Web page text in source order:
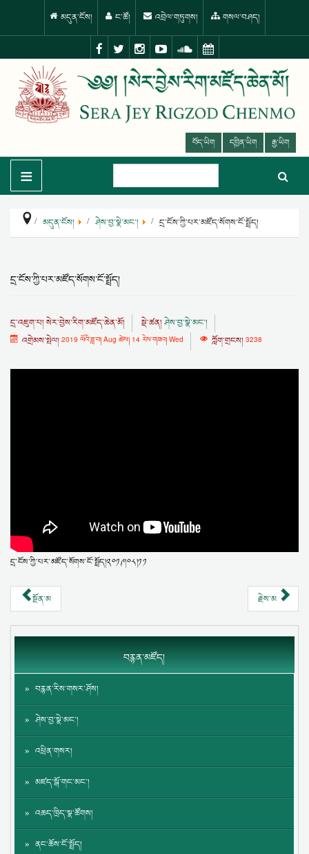
མདུན་ངོས། ང་ཚོ། འབྲེལ་གཏུགས། གསལ་བཤད།
བོད་ཡིག དབྱིན་ཡིག རྒྱ་ཡིག
≡
མདུན་ངོས། ཤེས་བྱ་སྣེ་མང་། དྲ་ངོས་ཀྱི་པར་མཛོད་སོགས་ངོ་སྤྲོད།
དྲ་ངོས་ཀྱི་པར་མཛོད་སོགས་ངོ་སྤྲོད།
དྲ་འཇུག་པ། སེར་བྱེས་རིག་མཛོད་ཆེན་མོ། སྡེ་ཚན། ཤེས་བྱ་སྣེ་མང་།
འགྲེམས་སྤེལ། 2019 ལོའི་ཟླ་བ། Aug ཚེས། 14 རེས་གཟའ། Wed ཀློག་གྲངས། 3238
དྲ་ངོས་ཀྱི་པར་མཛོད་སོགས་ངོ་སྤྲོད།༢༠༡༩།༠༨།༡༡
སྔོན་མ རྗེས་མ
བརྙན་མཛོད།
བརྙན་རིས་གསར་ཤོས།
ཤེས་བྱ་སྣེ་མང་།
འཕྲིན་གསར།
མཛད་སྒོ་གང་མང་།
འཆད་ཁྲིད་སྣ་ཚོགས།
ནང་ཆོས་ངོ་སྤྲོད།